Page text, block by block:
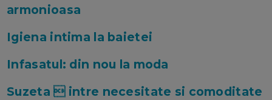
armonioasa
Igiena intima la baietei
Infasatul: din nou la moda
Suzeta  intre necesitate si comoditate